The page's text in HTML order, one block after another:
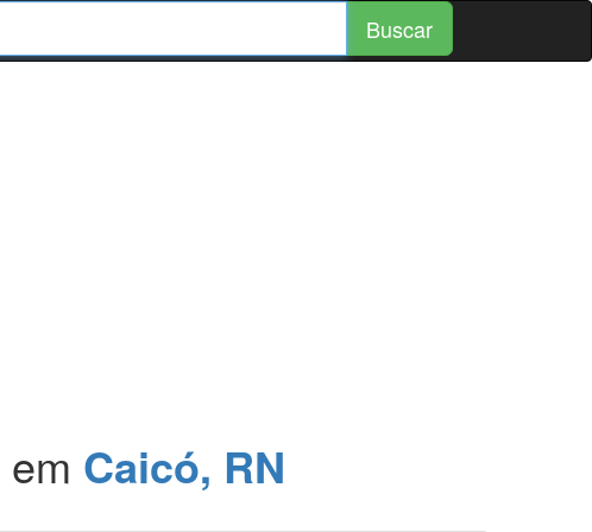
Buscar
em Caicó, RN